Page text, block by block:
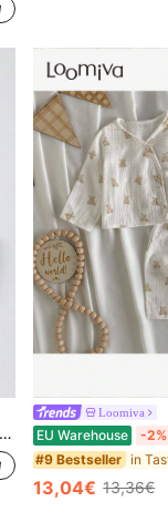
Loomiva
EU Warehouse -2%
#9 Bestseller
13,04€ 13,36€